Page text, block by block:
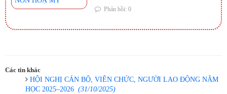
Phản hồi: 0
Các tin khác
​HỘI NGHỊ CÁN BỘ, VIÊN CHỨC, NGƯỜI LAO ĐỘNG NĂM
HỌC 2025–2026 ​ (31/10/2025)